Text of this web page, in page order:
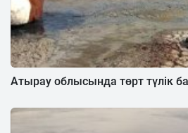
Атырау облысында төрт түлік